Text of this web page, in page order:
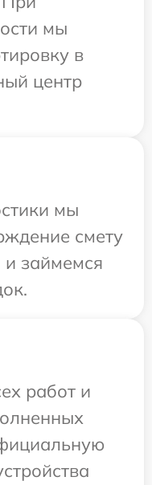
мы
в
центр
мы
смету
и займемся
работ и